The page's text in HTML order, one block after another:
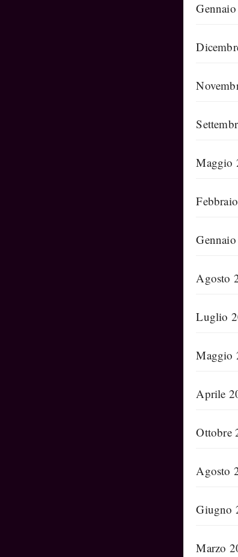
Maggio
Agosto
Luglio
Maggio
Aprile
Ottobre
Agosto
Giugno
Marzo